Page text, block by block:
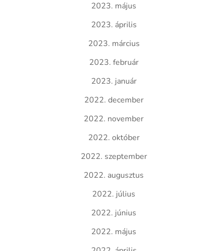
2023. május
2023. április
2023. március
2023. február
2023. január
2022. december
2022. november
2022. október
2022. szeptember
2022. augusztus
2022. július
2022. június
2022. május